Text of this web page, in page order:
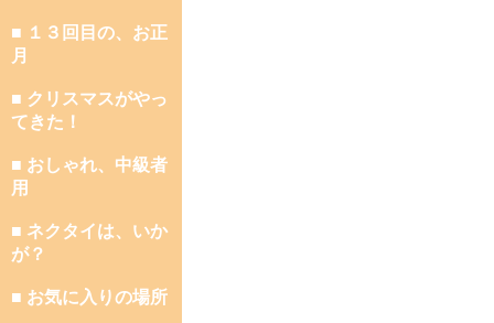
■ １３回目の、お正
月
■ クリスマスがやっ
てきた！
■ おしゃれ、中級者
用
■ ネクタイは、いか
が？
■ お気に入りの場所